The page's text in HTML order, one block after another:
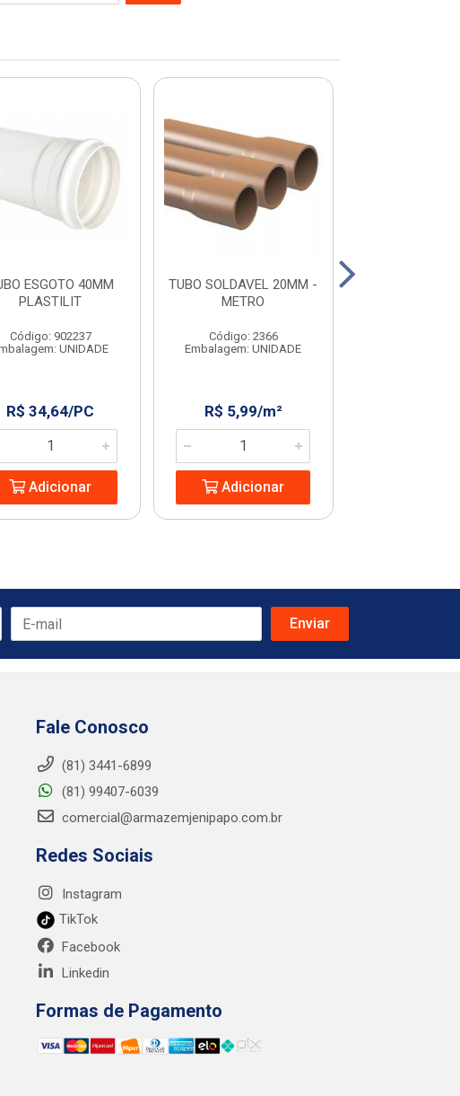
ESGOTO 40MM
PLASTILIT
Código: 902237
UNIDADE
R$ 34,64/PC
Adicionar
TUBO SOLDAVEL 20MM -
METRO
Código: 2366
Embalagem: UNIDADE
R$ 5,99/m²
Adicionar
Fale Conosco
(81) 3441-6899
(81) 99407-6039
comercial@armazemjenipapo.com.br
Redes Sociais
Instagram
TikTok
Facebook
Linkedin
Formas de Pagamento